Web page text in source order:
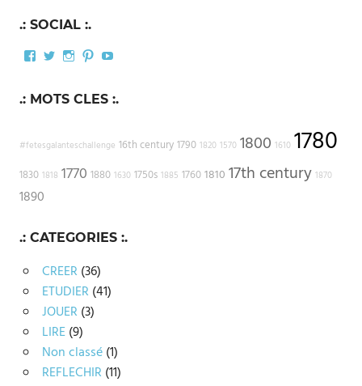
.: SOCIAL :.
Facebook
TwitterInstagram
PinterestYouTube
.: MOTS CLES :.
#fetesgalanteschallenge 16th century 1790 1820 1570 1800 1610 1780
1830 1818 1770 1880 1630 1750s 1885 1760 1810 17th century 1870
1890
.: CATEGORIES :.
CREER (36)
ETUDIER (41)
JOUER (3)
LIRE(9)
Non classé(1)
REFLECHIR (11)